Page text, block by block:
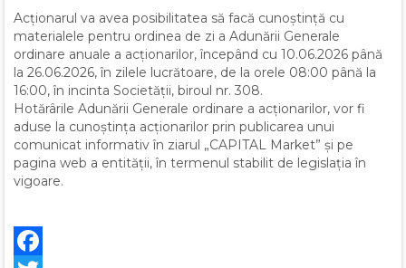
Acționarul va avea posibilitatea să facă cunoștință cu
materialele pentru ordinea de zi a Adunării Generale
ordinare anuale a acționarilor, începând cu 10.06.2026 până
la 26.06.2026, în zilele lucrătoare, de la orele 08:00 până la
16:00, în incinta Societății, biroul nr. 308.
Hotărârile Adunării Generale ordinare a acționarilor, vor fi
aduse la cunoștința acționarilor prin publicarea unui
comunicat informativ în ziarul „CAPITAL Market” și pe
pagina web a entității, în termenul stabilit de legislația în
vigoare.